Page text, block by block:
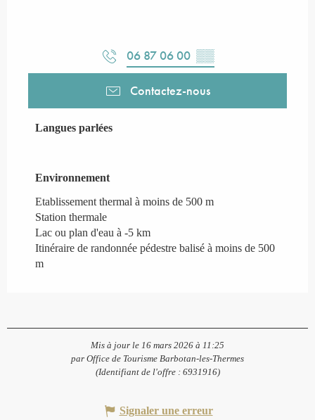
06 87 06 00 ▒▒
Contactez-nous
Langues parlées
Langues parlées
Environnement
Environnement
Etablissement thermal à moins de 500 m
Station thermale
Lac ou plan d'eau à -5 km
Itinéraire de randonnée pédestre balisé à moins de 500
m
Mis à jour le 16 mars 2026 à 11:25
par Office de Tourisme Barbotan-les-Thermes
(Identifiant de l'offre : 6931916)
Signaler une erreur